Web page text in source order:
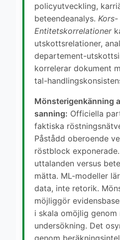
policyutveckling,
beteendeanalys. Kors-
Entitetskorrelationer
utskottsrelationer,
departement-
korrelerar dokument
tal-
Mönsterigenkänning
sanning: Officiella
faktiska
Påstådd oberoende
röstblock
uttalanden versus
mätta. ML-modeller
data, inte retorik.
möjliggör
i skala omöjlig genom
undersökning. Det
genom